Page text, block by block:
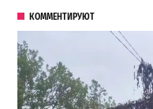
КОММЕНТИРУЮТ